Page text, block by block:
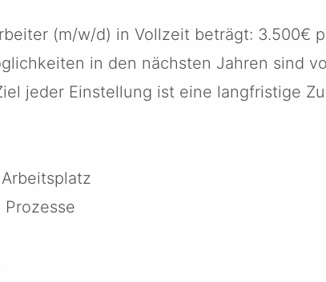
(m/w/d) in Vollzeit beträgt: 3.500€
in den nächsten Jahren sind
jeder Einstellung ist eine langfristige